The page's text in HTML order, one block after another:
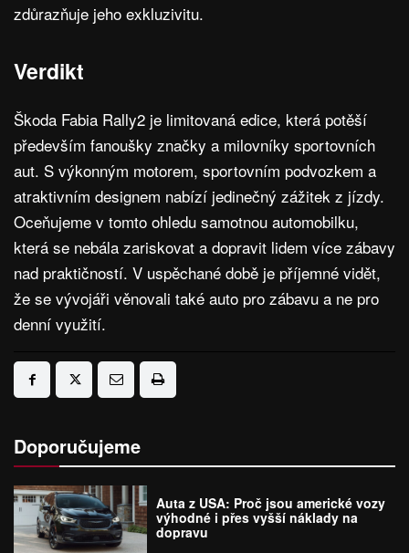
zdůrazňuje jeho exkluzivitu.
Verdikt
Škoda Fabia Rally2 je limitovaná edice, která potěší
především fanoušky značky a milovníky sportovních
aut. S výkonným motorem, sportovním podvozkem a
atraktivním designem nabízí jedinečný zážitek z jízdy.
Oceňujeme v tomto ohledu samotnou automobilku,
která se nebála zariskovat a dopravit lidem více zábavy
nad praktičností. V uspěchané době je příjemné vidět,
že se vývojáři věnovali také auto pro zábavu a ne pro
denní využití.
Doporučujeme
Auta z USA: Proč jsou americké vozy
výhodné i přes vyšší náklady na
dopravu